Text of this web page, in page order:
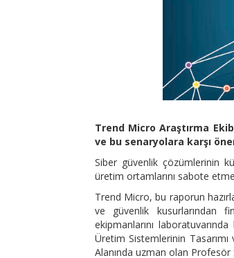
Trend Micro Araştırma
ve bu senaryolara karşı
Siber güvenlik çözümlerinin
üretim ortamlarını sabote
Trend Micro, bu raporun
ve güvenlik kusurlarından
ekipmanlarını
Üretim Sistemlerinin
Alanında uzman olan